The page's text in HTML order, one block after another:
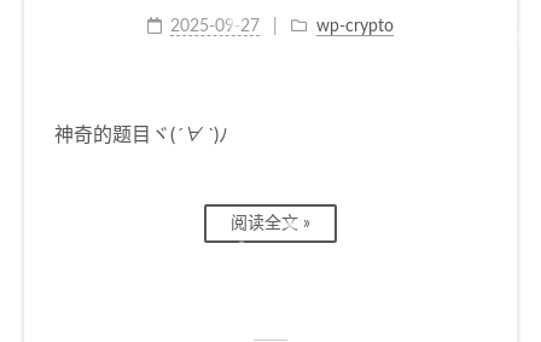
2025-09-27 wp-crypto
神奇的题目ヾ(´∀ ˋ)ﾉ
阅读全文 »